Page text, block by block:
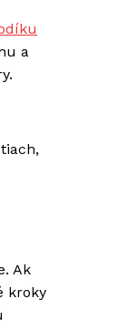
a
Ak
kroky